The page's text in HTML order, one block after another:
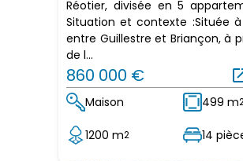
Réotier, divisée en 5
Situation et contexte :Située à
entre Guillestre et Briançon, à
de l...
860 000 €
Maison 499 m
1200 m2 14